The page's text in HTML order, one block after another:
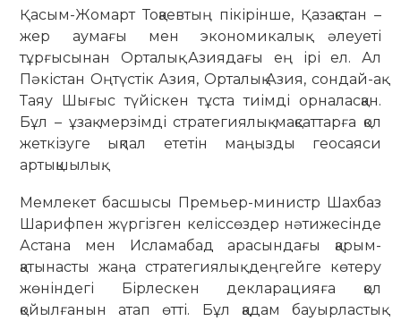
Қасым-Жомарт Тоқаевтың пікірінше, Қазақстан –
жер аумағы мен экономикалық әлеуеті
тұрғысынан Орталық Азиядағы ең ірі ел. Ал
Пәкістан Оңтүстік Азия, Орталық Азия, сондай-ақ
Таяу Шығыс түйіскен тұста тиімді орналасқан.
Бұл – ұзақ мерзімді стратегиялық мақсаттарға қол
жеткізуге ықпал ететін маңызды геосаяси
артықшылық.
Мемлекет басшысы Премьер-министр Шахбаз
Шарифпен жүргізген келіссөздер нәтижесінде
Астана мен Исламабад арасындағы қарым-
қатынасты жаңа стратегиялық деңгейге көтеру
жөніндегі Бірлескен декларацияға қол
қойылғанын атап өтті. Бұл қадам бауырластық